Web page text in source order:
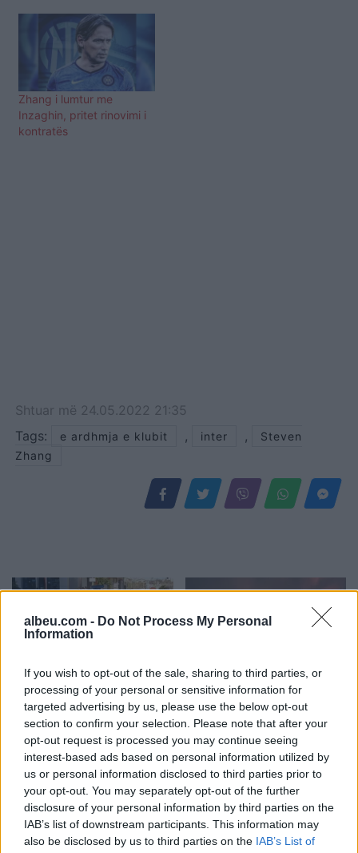
albeu.com - Do Not Process My Personal
Information
If you wish to opt-out of the sale, sharing to third parties, or
processing of your personal or sensitive information for
targeted advertising by us, please use the below opt-out
section to confirm your selection. Please note that after your
opt-out request is processed you may continue seeing
interest-based ads based on personal information utilized by
us or personal information disclosed to third parties prior to
your opt-out. You may separately opt-out of the further
disclosure of your personal information by third parties on the
IAB’s list of downstream participants. This information may
also be disclosed by us to third parties on the IAB’s List of
Zhang i lumtur me
Inzaghin, pritet rinovimi i
kontratës
Shtuar më 24.05.2022 21:35
Tags:
e ardhmja e klubit , inter ,
Steven
Zhang
Pas dy vitesh në kërkim
për dosjen e inceneratorit
të Tiranës, arrestohet
Renardo Nallbani në
Palasë
Arrestohet 73-vjeçari në
Krujë, ndezi zjarr për të
djegur barin dhe flakët u
përhapën drejt malit